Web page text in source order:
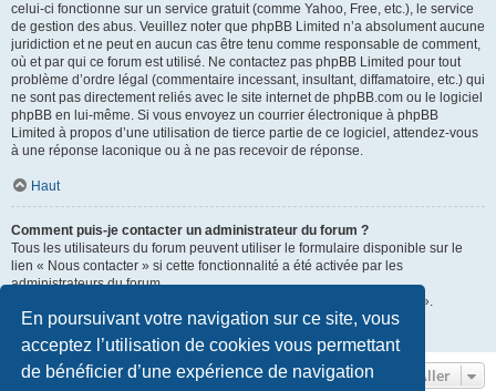
En poursuivant votre navigation sur ce site, vous
acceptez l’utilisation de cookies vous permettant
de bénéficier d’une expérience de navigation
celui-ci fonctionne sur un service gratuit (comme Yahoo, Free, etc.), le service
de gestion des abus. Veuillez noter que phpBB Limited n’a absolument aucune
juridiction et ne peut en aucun cas être tenu comme responsable de comment,
où et par qui ce forum est utilisé. Ne contactez pas phpBB Limited pour tout
problème d’ordre légal (commentaire incessant, insultant, diffamatoire, etc.) qui
ne sont pas directement reliés avec le site internet de phpBB.com ou le logiciel
phpBB en lui-même. Si vous envoyez un courrier électronique à phpBB
Limited à propos d’une utilisation de tierce partie de ce logiciel, attendez-vous
à une réponse laconique ou à ne pas recevoir de réponse.
Haut
Comment puis-je contacter un administrateur du forum ?
Tous les utilisateurs du forum peuvent utiliser le formulaire disponible sur le
lien « Nous contacter » si cette fonctionnalité a été activée par les
administrateurs du forum.
Les membres du forum peuvent également utiliser le lien « L’équipe ».
Aller